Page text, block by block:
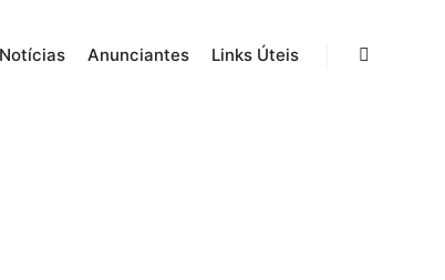
Notícias Anunciantes Links Úteis